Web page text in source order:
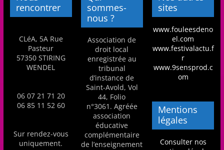
rencontrer
CLéA, 5A Rue
Pasteur
57350 STIRING
WENDEL
06 07 21 71 20
06 85 11 52 60
Sur rendez-vous
uniquement.
sommes-
nous ?
Association de
droit local
enregistrée au
tribunal
d’instance de
Saint-Avold, Vol
44, Folio
n°3061. Agréée
association
éducative
complémentaire
de l’enseignement
sites
www.fouleesdeno
el.com
www.festivalactu.f
r
www.9sensprod.c
om
Mentions
légales
Consulter nos